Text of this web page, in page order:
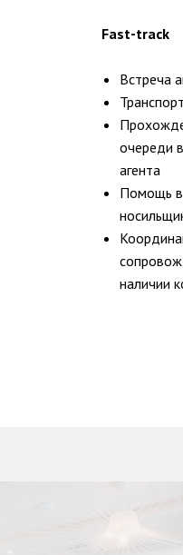
Fast-track
Встреча
очереди
агента
Помощь в
наличии